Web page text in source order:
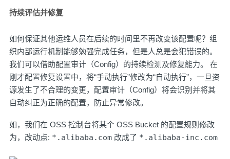
持续评估并修复
如何保证其他运维人员在后续的时间里不再改变该配置呢？组
织内部运行机制能够勉强完成任务，但是人总是会犯错误的。
我们可以借助配置审计（Config） 的持续检测及修复能力。 在
刚才配置修复设置中，将“手动执行”修改为“自动执行”，一旦资
源发生了不合理的变更， 配置审计（Config） 将会识别并将其
自动纠正为正确的配置，防止异常修改。
如，我们在 OSS 控制台将某个 OSS Bucket 的配置规则修改
为，改动点: *.alibaba.com 改成了 *.alibaba-inc.com